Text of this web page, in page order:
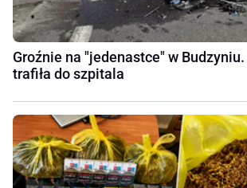
Groźnie na "jedenastce" w
trafiła do szpitala